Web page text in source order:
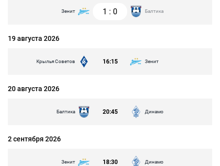
Зенит 1 : 0 Балтика
19 августа 2026
Крылья Советов 16:15 Зенит
20 августа 2026
Балтика 20:45 Динамо
2 сентября 2026
Зенит 18:30 Динамо